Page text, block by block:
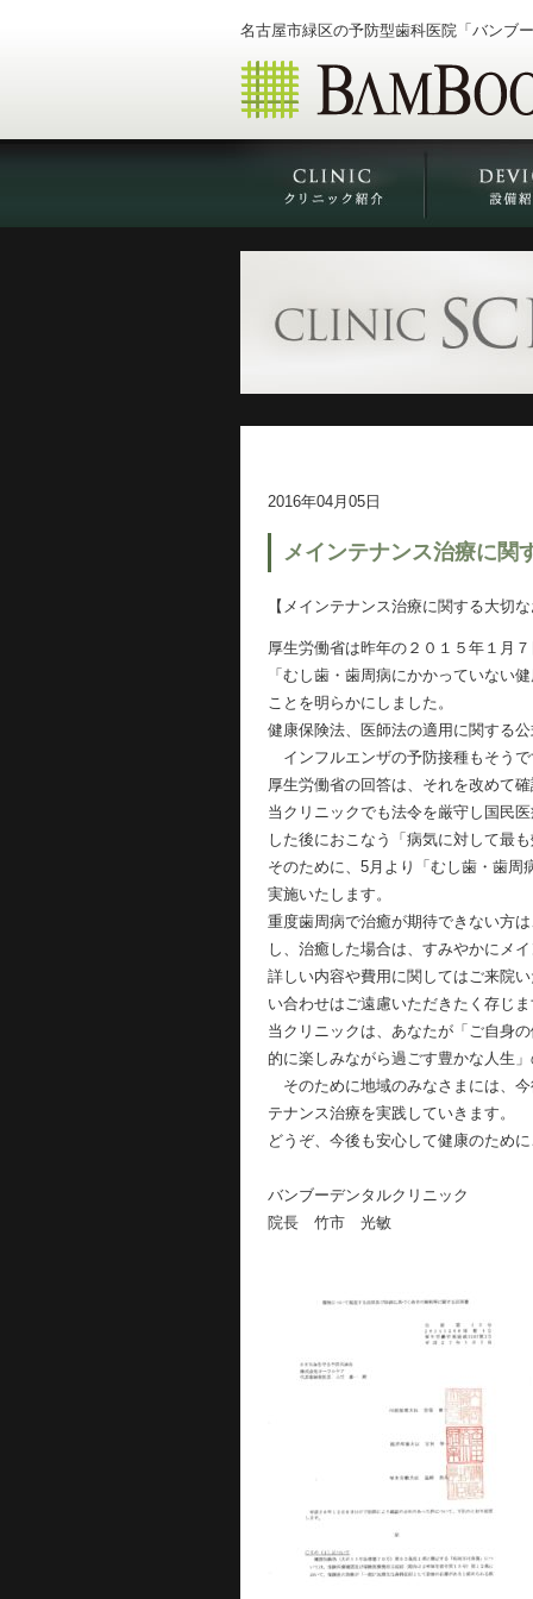
名古屋市緑区の予防型歯科医院「バンブ
2016年04月05日
メインテナンス治療に関
【メインテナンス治療に関する大切な
厚生労働省は昨年の２０１５年１月７
「むし歯・歯周病にかかっていない
ことを明らかにしました。
健康保険法、医師法の適用に関する公
インフルエンザの予防接種もそうで
厚生労働省の回答は、それを改めて確
当クリニックでも法令を厳守し国民
した後におこなう「病気に対して最
そのために、5月より「むし歯・歯周
実施いたします。
重度歯周病で治癒が期待できない方
し、治癒した場合は、すみやかにメ
詳しい内容や費用に関してはご来院
い合わせはご遠慮いただきたく存じま
当クリニックは、あなたが「ご自身
的に楽しみながら過ごす豊かな人生
そのために地域のみなさまには、
テナンス治療を実践していきます。
どうぞ、今後も安心して健康のために
バンブーデンタルクリニック
院長 竹市 光敏